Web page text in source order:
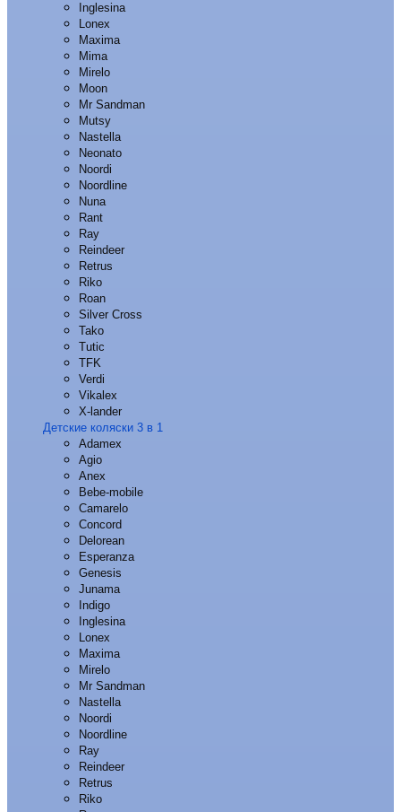
Inglesina
Lonex
Maxima
Mima
Mirelo
Moon
Mr Sandman
Mutsy
Nastella
Neonato
Noordi
Noordline
Nuna
Rant
Ray
Reindeer
Retrus
Riko
Roan
Silver Cross
Tako
Tutic
TFK
Verdi
Vikalex
X-lander
Детские коляски 3 в 1
Adamex
Agio
Anex
Bebe-mobile
Camarelo
Concord
Delorean
Esperanza
Genesis
Junama
Indigo
Inglesina
Lonex
Maxima
Mirelo
Mr Sandman
Nastella
Noordi
Noordline
Ray
Reindeer
Retrus
Riko